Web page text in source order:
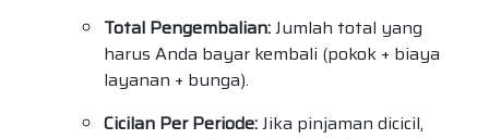
Total Pengembalian:Jumlah total yang
harus Anda bayar kembali (pokok + biaya
layanan + bunga).
Cicilan Per Periode:Jika pinjaman dicicil,